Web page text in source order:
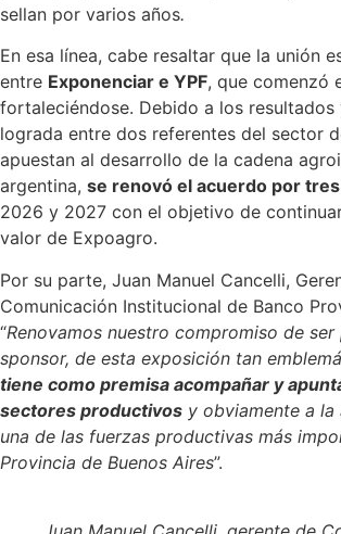
sellan por varios años.
En esa línea, cabe resaltar que la unión
entre Exponenciar e YPF, que comenzó
fortaleciéndose. Debido a los resultados
lograda entre dos referentes del sector
apuestan al desarrollo de la cadena
argentina, se renovó el acuerdo por
2026 y 2027 con el objetivo de
valor de Expoagro.
Por su parte, Juan Manuel Cancelli,
Comunicación Institucional de Banco
“Renovamos nuestro compromiso de
sponsor, de esta exposición tan
tiene como premisa acompañar y
sectores productivos y obviamente a la
una de las fuerzas productivas más
Provincia de Buenos Aires”.